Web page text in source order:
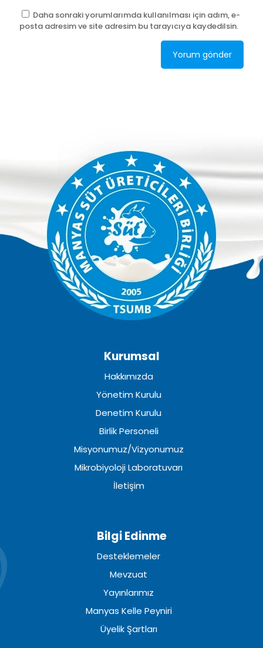
Daha sonraki yorumlarımda kullanılması için adım, e-
posta adresim ve site adresim bu tarayıcıya kaydedilsin.
Kurumsal
Hakkımızda
Yönetim Kurulu
Denetim Kurulu
Birlik Personeli
Misyonumuz/Vizyonumuz
Mikrobiyoloji Laboratuvarı
İletişim
Bilgi Edinme
Desteklemeler
Mevzuat
Yayınlarımız
Manyas Kelle Peyniri
Üyelik Şartları